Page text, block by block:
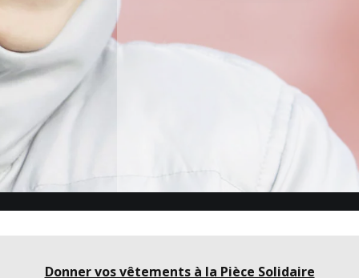
Donner vos vêtements à la Pièce Solidaire